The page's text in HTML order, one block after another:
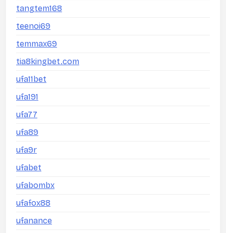
tangtem168
teenoi69
temmax69
tia8kingbet.com
ufa11bet
ufa191
ufa77
ufa89
ufa9r
ufabet
ufabombx
ufafox88
ufanance